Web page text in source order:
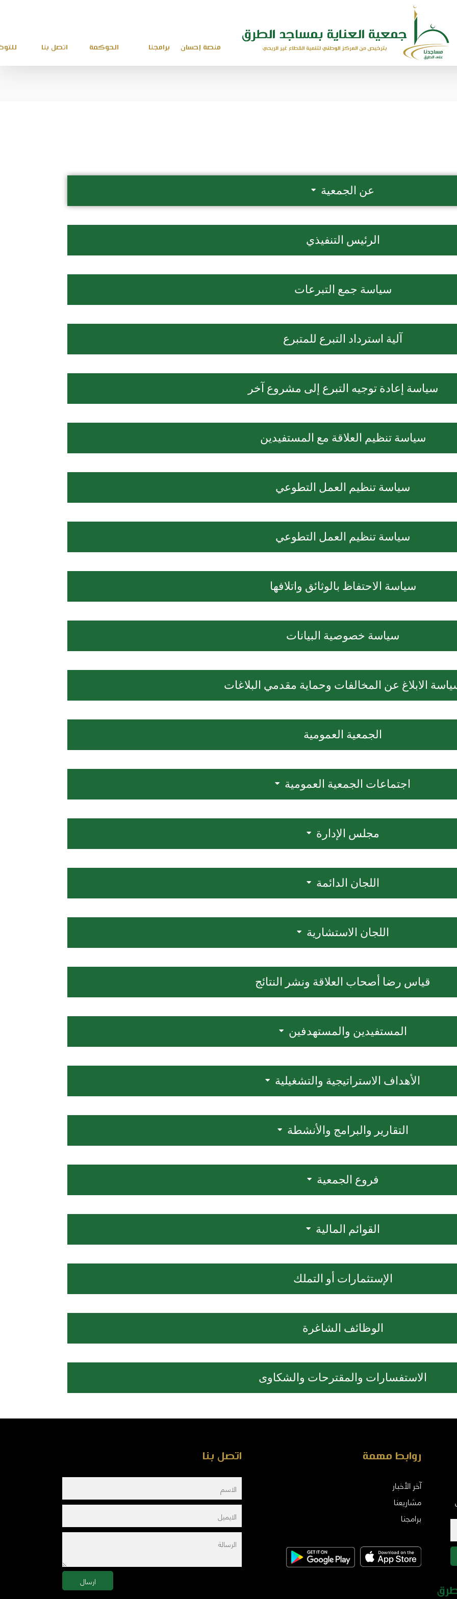
منصة إحسان برامجنا الحوكمة اتصل بنا
عن الجمعية
الرئيس التنفيذي
سياسة جمع التبرعات
آلية استرداد التبرع للمتبرع
سياسة إعادة توجيه التبرع إلى مشروع آخر
سياسة تنظيم العلاقة مع المستفيدين
سياسة تنظيم العمل التطوعي
سياسة تنظيم العمل التطوعي
سياسة الاحتفاظ بالوثائق واتلافها
سياسة خصوصية البيانات
الابلاغ عن المخالفات وحماية مقدمي البلاغات
الجمعية العمومية
اجتماعات الجمعية العمومية
مجلس الإدارة
اللجان الدائمة
اللجان الاستشارية
قياس رضا أصحاب العلاقة ونشر النتائج
المستفيدين والمستهدفين
الأهداف الاستراتيجية والتشغيلية
التقارير والبرامج والأنشطة
فروع الجمعية
القوائم المالية
الإستثمارات أو التملك
الوظائف الشاغرة
الاستفسارات والمقترحات والشكاوى
روابط مهمة
آخر الأخبار
مشاريعنا
برامجنا
اتصل بنا
ارسال